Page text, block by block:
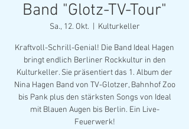
Band "Glotz-TV-Tour"
Sa., 12. Okt. Kulturkeller
Kraftvoll-Schrill-Genial! Die Band Ideal Hagen
bringt endlich Berliner Rockkultur in den
Kulturkeller. Sie präsentiert das 1. Album der
Nina Hagen Band von TV-Glotzer, Bahnhof Zoo
bis Pank plus den stärksten Songs von Ideal
mit Blauen Augen bis Berlin. Ein Live-
Feuerwerk!